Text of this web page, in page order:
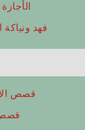
فهد
قصص
قصص